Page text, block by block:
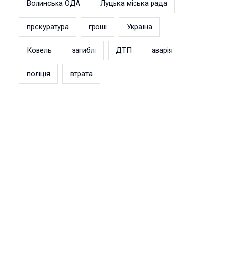
Волинська ОДА Луцька міська рада
прокуратура гроші Україна
Ковель загиблі ДТП аварія
поліція втрата